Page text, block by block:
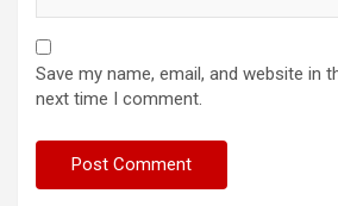
Save my name, email, and website in
next time I comment.